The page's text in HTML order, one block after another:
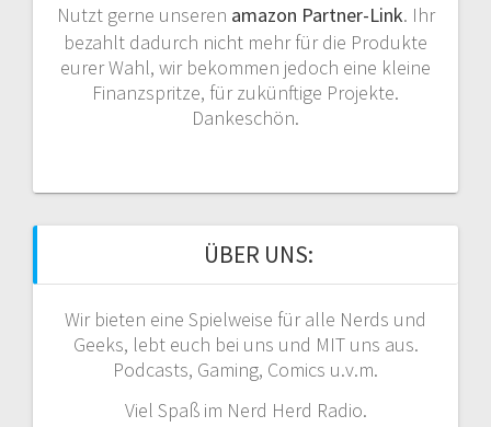
Nutzt gerne unseren amazon Partner-Link. Ihr
bezahlt dadurch nicht mehr für die Produkte
eurer Wahl, wir bekommen jedoch eine kleine
Finanzspritze, für zukünftige Projekte.
Dankeschön.
ÜBER UNS:
Wir bieten eine Spielweise für alle Nerds und
Geeks, lebt euch bei uns und MIT uns aus.
Podcasts, Gaming, Comics u.v.m.
Viel Spaß im Nerd Herd Radio.